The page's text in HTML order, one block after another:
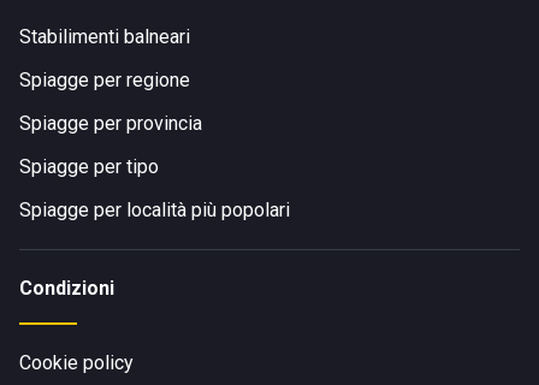
Stabilimenti balneari
Spiagge per regione
Spiagge per provincia
Spiagge per tipo
Spiagge per località più popolari
Condizioni
Cookie policy